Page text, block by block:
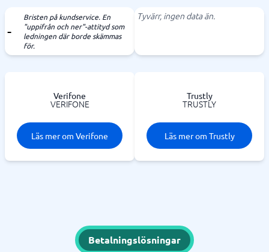
Bristen på kundservice. En
"uppifrån och ner"-attityd som
ledningen där borde skämmas
för.
Tyvärr, ingen data än.
Verifone
VERIFONE
Läs mer om Verifone
Trustly
TRUSTLY
Läs mer om Trustly
Betalningslösningar